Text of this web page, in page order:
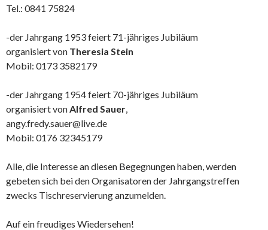
Tel.: 0841 75824
-der Jahrgang 1953 feiert 71-jähriges Jubiläum
organisiert von Theresia Stein
Mobil: 0173 3582179
-der Jahrgang 1954 feiert 70-jähriges Jubiläum
organisiert vonAlfred Sauer,
angy.fredy.sauer@live.de
Mobil: 0176 32345179
Alle, die Interesse an diesen Begegnungen haben, werden
gebeten sich bei den Organisatoren der Jahrgangstreffen
zwecks Tischreservierung anzumelden.
Auf ein freudiges Wiedersehen!